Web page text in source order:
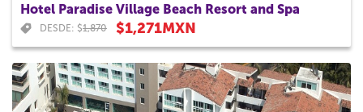
Hotel Paradise Village Beach Resort and Spa
DESDE: $1,870 $1,271MXN